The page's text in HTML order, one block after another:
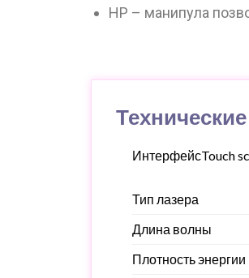
HP – манипула
ИнтерфейсTouch
Тип лазера
Длина волны
Плотность энергии